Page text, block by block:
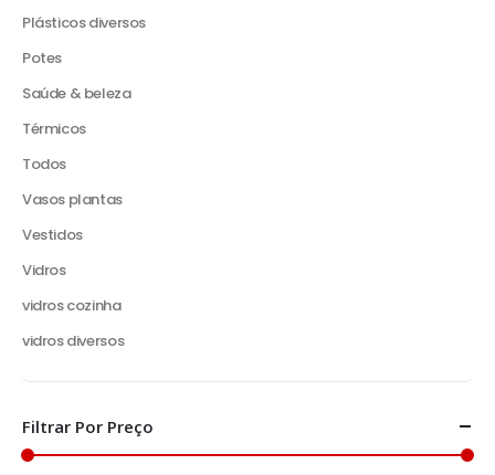
Plásticos diversos
Potes
Saúde & beleza
Térmicos
Todos
Vasos plantas
Vestidos
Vidros
vidros cozinha
vidros diversos
Filtrar Por Preço